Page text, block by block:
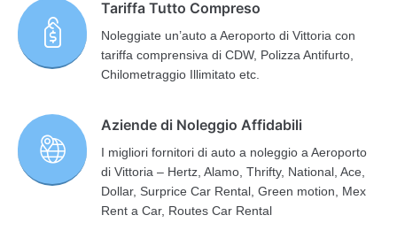
Tariffa Tutto Compreso
Noleggiate un’auto a Aeroporto di Vittoria con
tariffa comprensiva di CDW, Polizza Antifurto,
Chilometraggio Illimitato etc.
Aziende di Noleggio Affidabili
I migliori fornitori di auto a noleggio a Aeroporto
di Vittoria – Hertz, Alamo, Thrifty, National, Ace,
Dollar, Surprice Car Rental, Green motion, Mex
Rent a Car, Routes Car Rental